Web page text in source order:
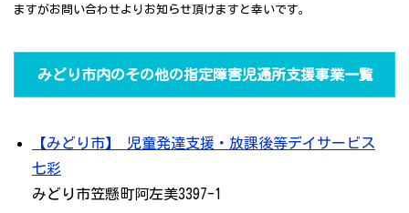
ますがお問い合わせよりお知らせ頂けますと幸いです。
みどり市内のその他の指定障害児通所支援事業一覧
【みどり市】 児童発達支援・放課後等デイサービス
七彩
みどり市笠懸町阿左美3397-1